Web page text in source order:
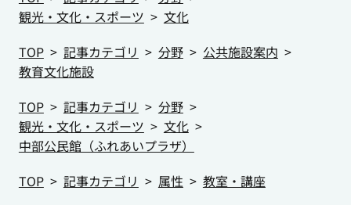
観光・文化・スポーツ
文化
TOP
記事カテゴリ 分野
公共施設案内
教育文化施設
TOP
記事カテゴリ
分野
観光・文化・スポーツ
文化
中部公民館（ふれあいプラザ）
TOP
記事カテゴリ 属性
教室・講座